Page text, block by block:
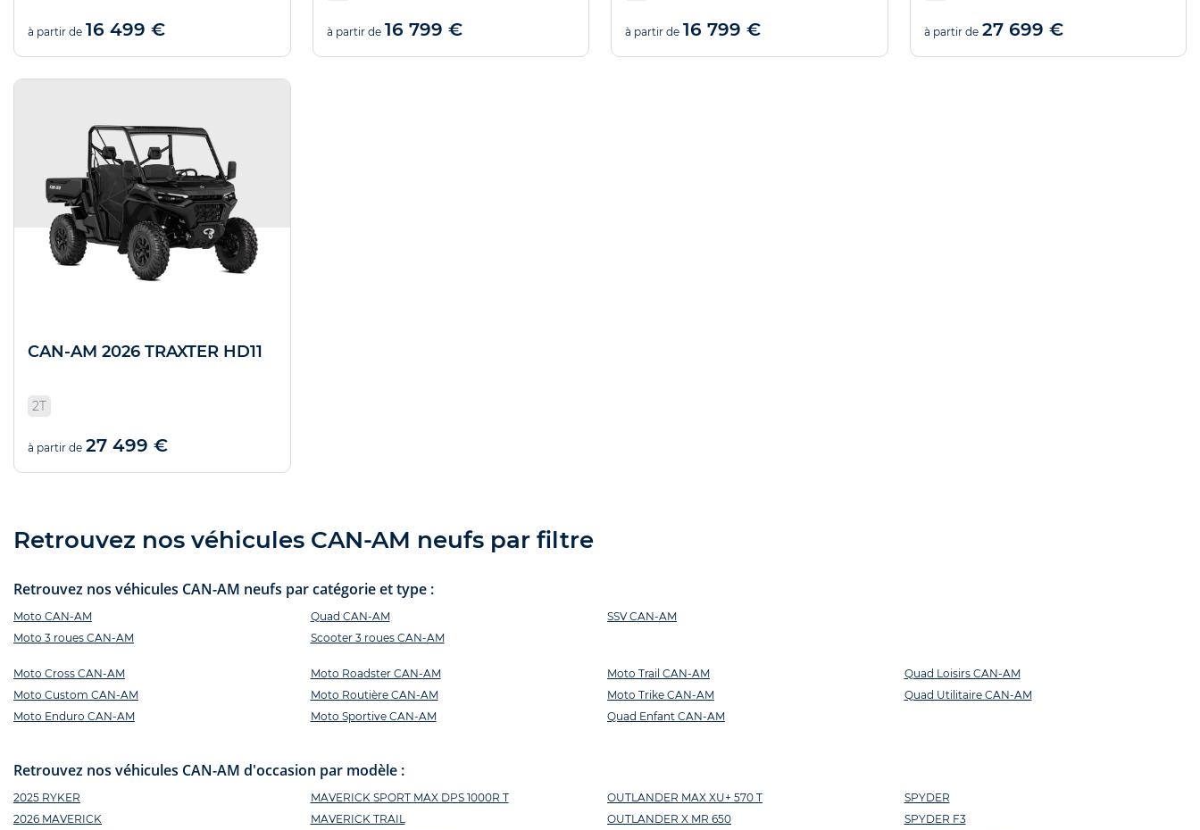
à partir de 16 499 € à partir de 16 799 € à partir de 16 799 € à partir de 27 699 €
CAN-AM 2026 TRAXTER HD11
2T
à partir de 27 499 €
Retrouvez nos véhicules CAN-AM neufs par filtre
Retrouvez nos véhicules CAN-AM neufs par catégorie et type :
Moto CAN-AM
Moto 3 roues CAN-AM
Quad CAN-AM
Scooter 3 roues CAN-AM
SSV CAN-AM
Moto Cross CAN-AM
Moto Custom CAN-AM
Moto Enduro CAN-AM
Moto Roadster CAN-AM
Moto Routière CAN-AM
Moto Sportive CAN-AM
Moto Trail CAN-AM
Moto Trike CAN-AM
Quad Enfant CAN-AM
Quad Loisirs CAN-AM
Quad Utilitaire CAN-AM
Retrouvez nos véhicules CAN-AM d'occasion par modèle :
2025 RYKER
2026 MAVERICK
MAVERICK SPORT MAX DPS 1000R T
MAVERICK TRAIL
OUTLANDER MAX XU+ 570 T
OUTLANDER X MR 650
SPYDER
SPYDER F3